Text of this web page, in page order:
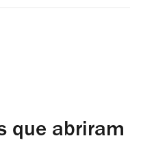
que abriram